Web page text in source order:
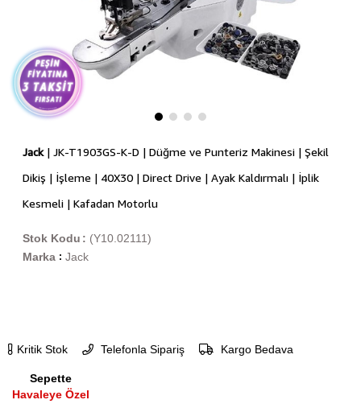
Jack| JK-T1903GS-K-D | Düğme ve Punteriz Makinesi | Şekil
Dikiş | İşleme | 40X30 | Direct Drive | Ayak Kaldırmalı | İplik
Kesmeli | Kafadan Motorlu
(Y10.02111)
Stok Kodu
Marka : Jack
Kritik Stok Telefonla Sipariş Kargo Bedava
Sepette
Havaleye Özel